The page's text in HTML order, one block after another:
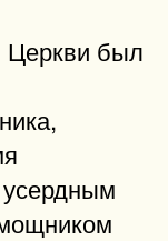
Церкви был